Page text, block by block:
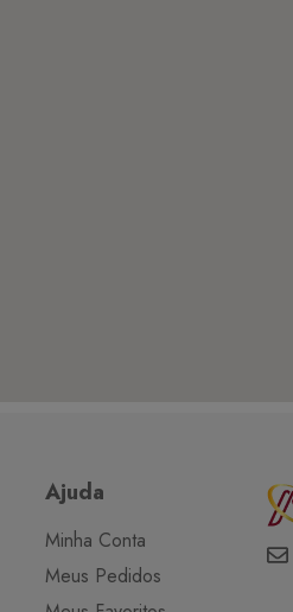
Ajuda
Minha Conta
Meus Pedidos